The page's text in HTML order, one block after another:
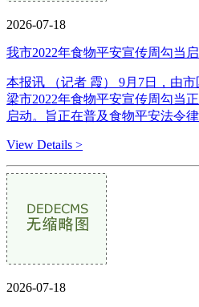
2026-07-18
我市2022年食物平安宣传周勾当
本报讯 （记者 霞） 9月7日，由
梁市2022年食物平安宣传周勾当
启动。旨正在普及食物平安法令
View Details >
2026-07-18